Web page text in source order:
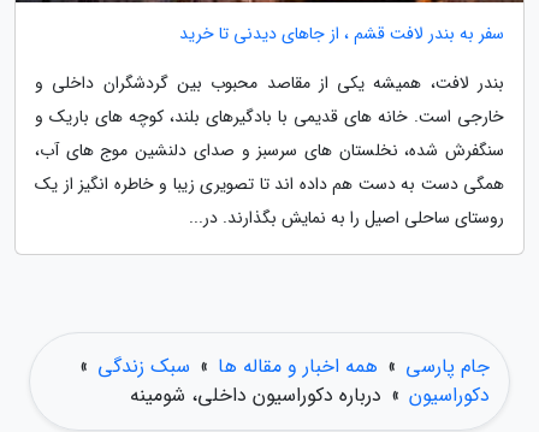
سفر به بندر لافت قشم ، از جاهای دیدنی تا خرید
بندر لافت، همیشه یکی از مقاصد محبوب بین گردشگران داخلی و
خارجی است. خانه های قدیمی با بادگیرهای بلند، کوچه های باریک و
سنگفرش شده، نخلستان های سرسبز و صدای دلنشین موج های آب،
همگی دست به دست هم داده اند تا تصویری زیبا و خاطره انگیز از یک
روستای ساحلی اصیل را به نمایش بگذارند. در...
جام پارسی » همه اخبار و مقاله ها » سبک زندگی »
دکوراسیون » درباره دکوراسیون داخلی، شومینه